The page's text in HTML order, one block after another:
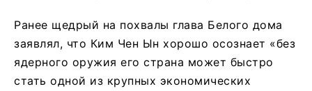
Ранее щедрый на похвалы глава Белого дома
заявлял, что Ким Чен Ын хорошо осознает «без
ядерного оружия его страна может быстро
стать одной из крупных экономических